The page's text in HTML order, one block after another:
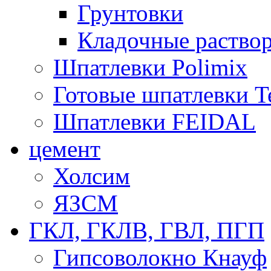
Грунтовки
Кладочные
Шпатлевки Polimix
Готовые шпатлевки
Шпатлевки FEIDAL
цемент
Холсим
ЯЗCМ
ГКЛ, ГКЛВ, ГВЛ, ПГП
Гипсоволокно Кнауф